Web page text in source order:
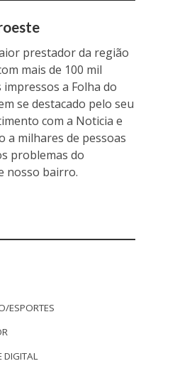
prestador da região
mais de 100 mil
a Folha do
se destacado pelo seu
com a Noticia e
a milhares de pessoas
problemas do
nosso bairro.
ESPORTES
DIGITAL